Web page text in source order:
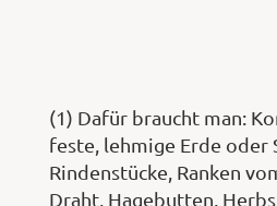
(1) Dafür braucht man:
feste, lehmige Erde oder
Rindenstücke, Ranken
Draht, Hagebutten,